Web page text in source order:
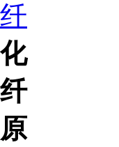
纤
化
纤
原